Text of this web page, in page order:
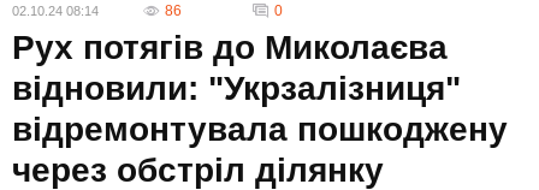
02.10.24 08:14 86 0
Рух потягів до Миколаєва
відновили: "Укрзалізниця"
відремонтувала пошкоджену
через обстріл ділянку